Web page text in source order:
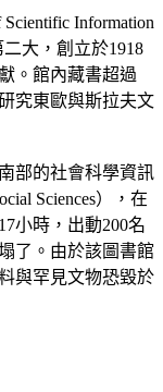
Information
二大，創立於1918
。館內藏書超過
究東歐與斯拉夫文
部的社會科學資訊
Sciences），在
小時，出動200名
了。由於該圖書館
與罕見文物恐毀於